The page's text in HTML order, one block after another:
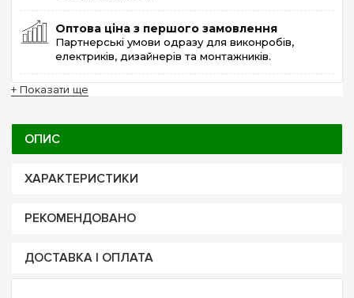
Оптова ціна з першого замовлення
Партнерські умови одразу для виконробів,
електриків, дизайнерів та монтажників.
+ Показати ще
ОПИС
ХАРАКТЕРИСТИКИ
РЕКОМЕНДОВАНО
ДОСТАВКА І ОПЛАТА